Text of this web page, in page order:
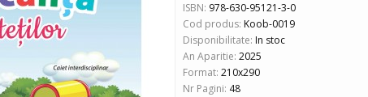
ISBN: 978-630-95121-3-0
Cod produs: Koob-0019
Disponibilitate: In stoc
An Aparitie: 2025
Format: 210x290
Nr Pagini: 48